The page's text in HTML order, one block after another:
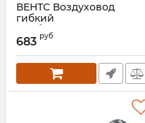
ВЕНТС Воздуховод
гибкий
комбинированный
Поливент 605М0/254/10
Артикул: 00000017036
683 руб